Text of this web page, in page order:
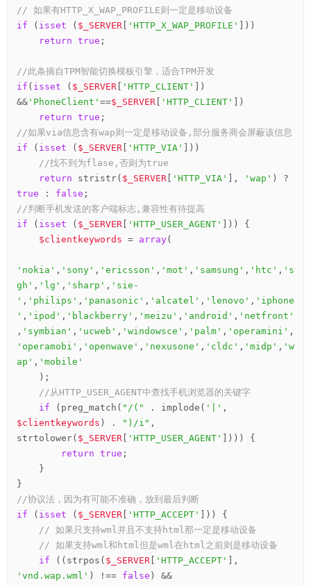
// 如果有HTTP_X_WAP_PROFILE则一定是移动设备
if ( isset ( $_SERVER 'HTTP_X_WAP_PROFILE'
]))
return true ;
//此条摘自TPM智能切换模板引擎，适合TPM开发
if ( isset ( $_SERVER 'HTTP_CLIENT'
])
&& 'PhoneClient' ==$_SERVER 'HTTP_CLIENT'
])
return true
//如果via信息含有wap则一定是移动设备,部分服务商会屏蔽该信息
if ( isset ( $_SERVER 'HTTP_VIA'
]))
//找不到为flase,否则为true
return stristr( $_SERVER 'HTTP_VIA' ], 'wap'
true : false
//判断手机发送的客户端标志,兼容性有待提高
if ( isset ( $_SERVER 'HTTP_USER_AGENT'
])) {
$clientkeywords = array(
'nokia' , 'sony' , 'ericsson' , 'mot' , 'samsung' , 'htc' , 's
gh' , 'lg' , 'sharp' , 'sie-
' , 'philips' , 'panasonic' , 'alcatel' , 'lenovo' , 'iphone
' , 'ipod' , 'blackberry' , 'meizu' , 'android' , 'netfront'
, 'symbian' , 'ucweb' , 'windowsce' , 'palm' , 'operamini' ,
'operamobi' , 'openwave' , 'nexusone' , 'cldc' , 'midp' , 'w
ap' , 'mobile'
//从HTTP_USER_AGENT中查找手机浏览器的关键字
if (preg_match( "/(" . implode( '|'
$clientkeywords ) . ")/i" ,
strtolower( $_SERVER 'HTTP_USER_AGENT'
]))) {
return true ;
//协议法，因为有可能不准确，放到最后判断
if ( isset ( $_SERVER 'HTTP_ACCEPT'
])) {
// 如果只支持wml并且不支持html那一定是移动设备
// 如果支持wml和html但是wml在html之前则是移动设备
if ((strpos( $_SERVER 'HTTP_ACCEPT'
'vnd.wap.wml' ) !== false ) &&